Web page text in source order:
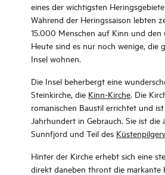
eines der wichtigsten
Während der Heringssaison lebten
15.000 Menschen auf Kinn und den
Heute sind es nur noch wenige, die
Insel wohnen.
Die Insel beherbergt eine
Steinkirche, die Kinn-Kirche. Die
romanischen Baustil errichtet und ist
Jahrhundert in Gebrauch. Sie ist die
Sunnfjord und Teil des
Hinter der Kirche erhebt sich eine
direkt daneben thront die markante